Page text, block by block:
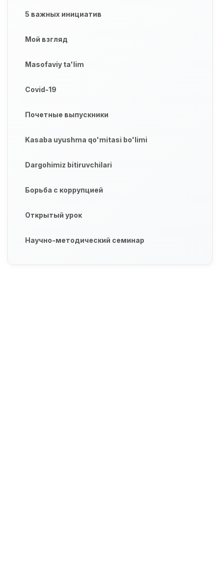
5 важных инициатив
Мой взгляд
Masofaviy ta'lim
Covid-19
Почетные выпускники
Kasaba uyushma qo'mitasi bo'limi
Dargohimiz bitiruvchilari
Борьба с коррупцией
Открытый урок
Научно-методический семинар